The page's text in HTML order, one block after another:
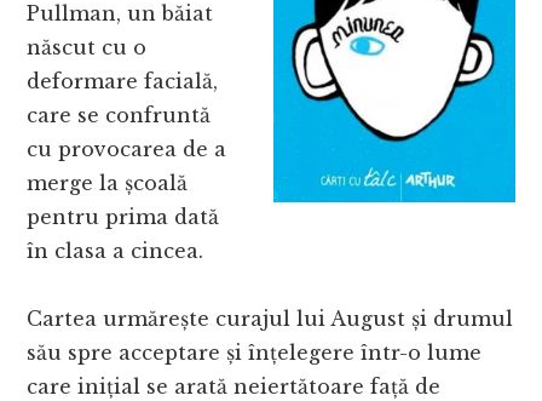
Pullman, un băiat
născut cu o
deformare facială,
care se confruntă
cu provocarea de a
merge la școală
pentru prima dată
în clasa a cincea.
Cartea urmărește curajul lui August și drumul
său spre acceptare și înțelegere într-o lume
care inițial se arată neiertătoare față de